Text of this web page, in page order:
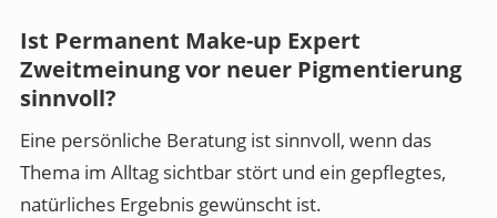
Ist Permanent Make-up Expert
Zweitmeinung vor neuer Pigmentierung
sinnvoll?
Eine persönliche Beratung ist sinnvoll, wenn das
Thema im Alltag sichtbar stört und ein gepflegtes,
natürliches Ergebnis gewünscht ist.